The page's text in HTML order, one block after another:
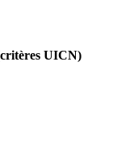
UICN)